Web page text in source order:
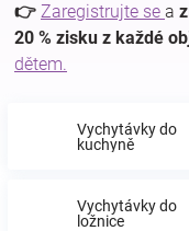
kojenecká
👉 Zaregistrujte se a
20 % zisku z každé
dětem.
Vychytávky do
kuchyně
Vychytávky do
ložnice